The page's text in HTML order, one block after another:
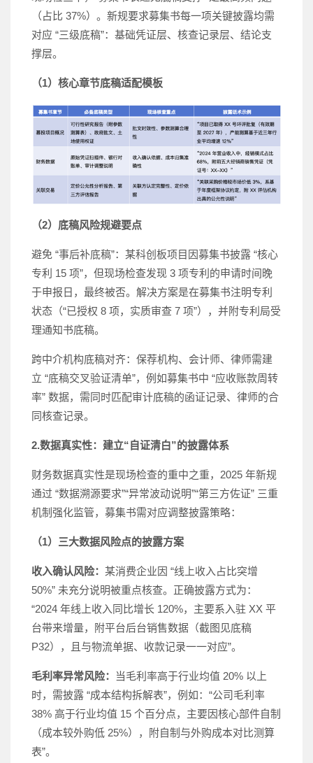
（占比 37%）。新规要求募集书每一项关键披露均需
对应 “三级底稿”：基础凭证层、核查记录层、结论支
撑层。
（1）核心章节底稿适配模板
（2）底稿风险规避要点
避免 “事后补底稿”：某科创板项目因募集书披露 “核心
专利 15 项”，但现场检查发现 3 项专利的申请时间晚
于申报日，最终被否。解决方案是在募集书注明专利
状态（“已授权 8 项，实质审查 7 项”），并附专利局受
理通知书底稿。
跨中介机构底稿对齐：保荐机构、会计师、律师需建
立 “底稿交叉验证清单”，例如募集书中 “应收账款周转
率” 数据，需同时匹配审计底稿的函证记录、律师的合
同核查记录。
2.数据真实性：建立“自证清白”的披露体系
财务数据真实性是现场检查的重中之重，2025 年新规
通过 “数据溯源要求”“异常波动说明”“第三方佐证” 三重
机制强化监管，募集书需对应调整披露策略：
（1）三大数据风险点的披露方案
收入确认风险： 某消费企业因 “线上收入占比突增
50%” 未充分说明被重点核查。正确披露方式为：
“2024 年线上收入同比增长 120%，主要系入驻 XX 平
台带来增量，附平台后台销售数据（截图见底稿
P32），且与物流单据、收款记录一一对应”。
毛利率异常风险：
当毛利率高于行业均值 20% 以上
时，需披露 “成本结构拆解表”，例如：“公司毛利率
38% 高于行业均值 15 个百分点，主要因核心部件自制
（成本较外购低 25%），附自制与外购成本对比测算
表”。